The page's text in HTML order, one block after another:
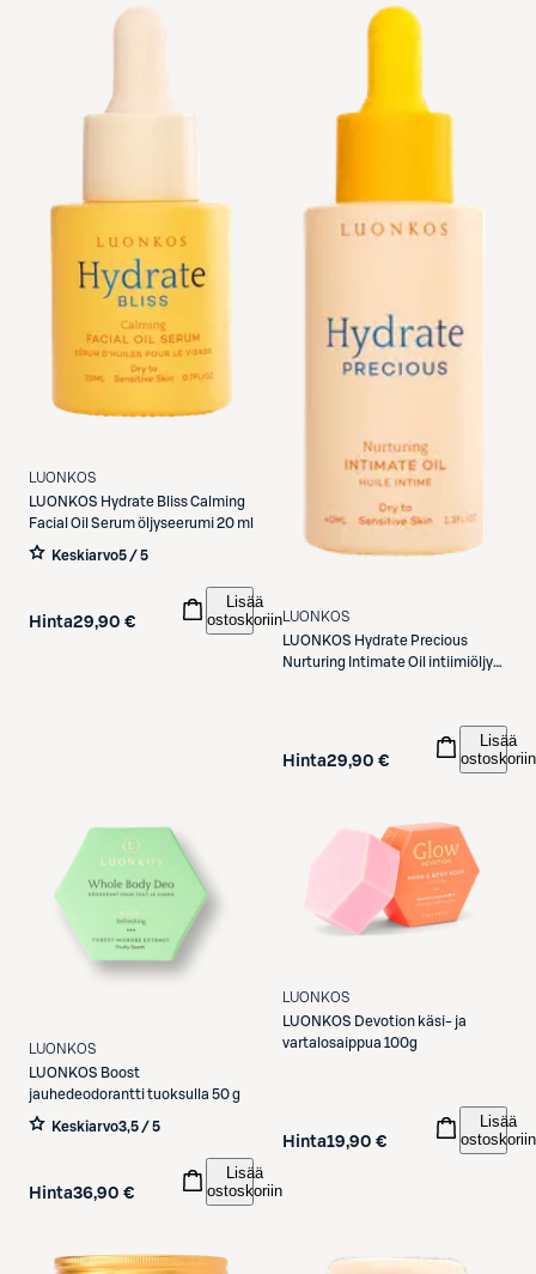
LUONKOS
LUONKOS Hydrate Bliss Calming
Facial Oil Serum öljyseerumi 20 ml
Keskiarvo5 / 5
Hinta29,90 €
Lisää
ostoskoriin LUONKOS
LUONKOS Hydrate Precious
Nurturing Intimate Oil intiimiöljy
Hinta29,90 €
Lisää
ostoskoriin
LUONKOS
LUONKOS Boost
jauhedeodorantti tuoksulla 50 g
Keskiarvo3,5 / 5
Hinta36,90 €
Lisää
ostoskoriin
LUONKOS
LUONKOS Devotion käsi- ja
vartalosaippua 100g
Hinta19,90 €
Lisää
ostoskoriin